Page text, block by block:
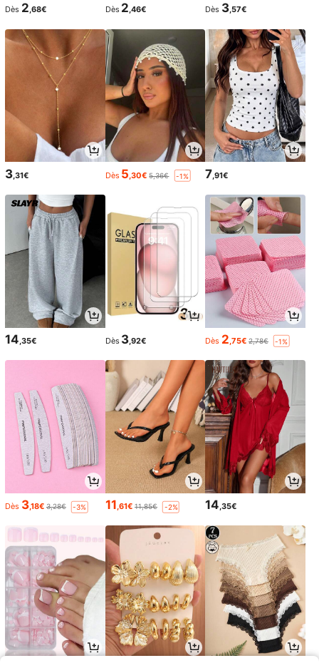
Dès 2,68€ Dès 2,46€ Dès 3,57€
3 ,31€ Dès 5 ,30€ 5,36€ -1% 7 ,91€
14,35€ Dès 3,92€ Dès 2,75€ 2,78€ -1%
Dès 3,18€ 3,28€ -3% 11,61€ 11,85€ -2% 14,35€